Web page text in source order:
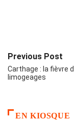
Previous Post
Carthage : la fièvre
limogeages
EN KIOSQUE